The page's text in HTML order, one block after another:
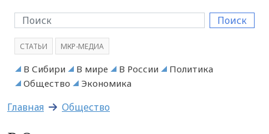
Поиск
СТАТЬИ МКР-МЕДИА
В Сибири В мире В России
Политика
Общество
Экономика
Главная Общество